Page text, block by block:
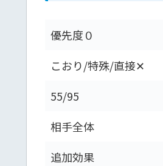
優先度０
こおり/特殊/直接✕
55/95
相手全体
追加効果